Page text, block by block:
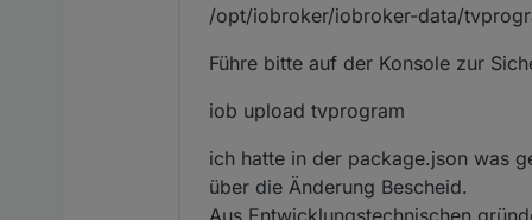
Ich habe den config-
Wo wird denn jetzt die
Edit: Habe es gefunden
/opt/iobroker/iobroker-data/
Führe bitte auf der Konsole zur
iob upload tvprogram
ich hatte in der package.json was
über die Änderung Bescheid.
Aus Entwicklungstechnischen